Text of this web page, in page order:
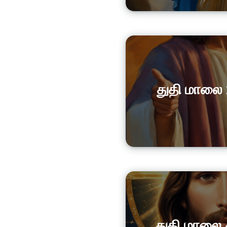
துதி